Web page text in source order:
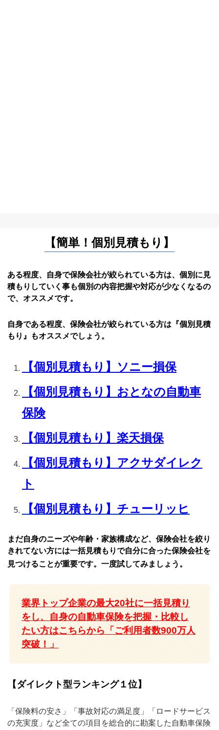
【簡単！個別見積もり】
ある程度、自身で保険会社が絞られている方は、個別に見
積もりしていく事も個別の内容把握や対応が少なくなるの
で、オススメです。
自身である程度、保険会社が絞られている方は『個別見積
もり』もオススメでしょう。
【個別見積もり】ソニー損保
【個別見積もり】おとなの自動車
保険
【個別見積もり】楽天損保
【個別見積もり】アクサダイレク
ト
【個別見積もり】チューリッヒ
まだ自身のニーズや年齢・家族構成など、保険会社を絞り
きれてない方には一括見積もりで自分に合った保険会社を
見つけることが重要です。一度試してみましょう。
業界トップ企業の最大20社に一括見積り
をし、自身の自動車保険を把握・比較し
たい方はこちらから「ご利用者数900万人
突破！」
【ダイレクト型ランキング１位】
「保険料の安さ」「事故対応の満足度」「ロードサービス
の充実度」など全ての項目を総合的に勘案した自動車保険